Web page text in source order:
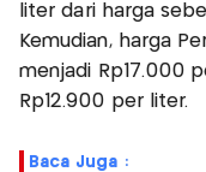
liter dari harga
Kemudian, harga
menjadi Rp17.000
Rp12.900 per liter.
Baca Juga :